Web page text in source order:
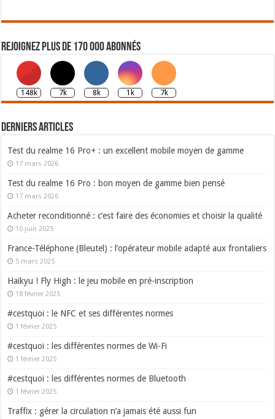
Rejoignez plus de 170 000 abonnés
148k 7k 8k 1k 7k
Derniers articles
Test du realme 16 Pro+ : un excellent mobile moyen de gamme
17 mars 2026
Test du realme 16 Pro : bon moyen de gamme bien pensé
17 mars 2026
Acheter reconditionné : c’est faire des économies et choisir la qualité
10 juin 2025
France-Téléphone (Bleutel) : l’opérateur mobile adapté aux frontaliers
5 mars 2025
Haikyu ! Fly High : le jeu mobile en pré-inscription
18 février 2025
#cestquoi : le NFC et ses différentes normes
1 février 2025
#cestquoi : les différentes normes de Wi-Fi
1 février 2025
#cestquoi : les différentes normes de Bluetooth
1 février 2025
Traffix : gérer la circulation n’a jamais été aussi fun